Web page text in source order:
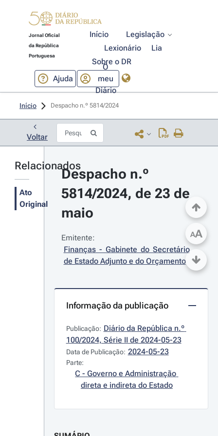
Jornal Oficial
da República
Portuguesa
Início
Legislação
Lexionário
Lia
Sobre o DR
Ajuda
O
meu
Diário
Início Despacho n.º 5814/2024
Voltar
Relacionados
Ato
Original
Despacho n.º
5814/2024, de 23 de
maio
Emitente:
Finanças - Gabinete do Secretário
de Estado Adjunto e do Orçamento
Informação da publicação
Publicação: Diário da República n.º
100/2024, Série II de 2024-05-23
Data de Publicação: 2024-05-23
Parte:
C - Governo e Administração
direta e indireta do Estado
AA